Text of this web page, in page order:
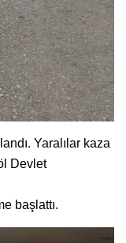
Yaralılar kaza
Devlet
başlattı.